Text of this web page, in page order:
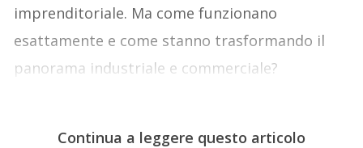
imprenditoriale. Ma come funzionano
esattamente e come stanno trasformando il
panorama industriale e commerciale?
Continua a leggere questo articolo